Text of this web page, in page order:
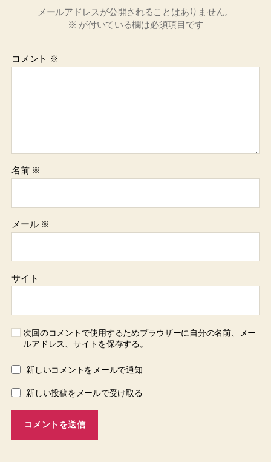
メールアドレスが公開されることはありません。
※ が付いている欄は必須項目です
コメント ※
名前 ※
メール ※
サイト
次回のコメントで使用するためブラウザーに自分の名前、メー
ルアドレス、サイトを保存する。
新しいコメントをメールで通知
新しい投稿をメールで受け取る